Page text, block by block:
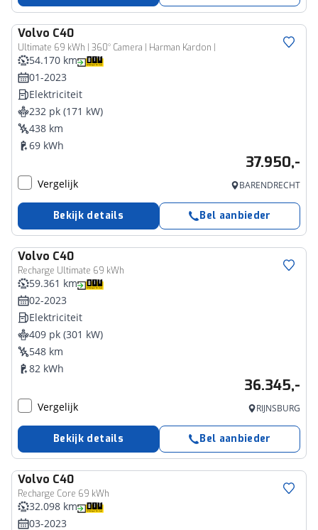
Volvo C40
Ultimate 69 kWh | 360° Camera | Harman Kardon |
54.170 km
01-2023
Elektriciteit
232 pk (171 kW)
438 km
69 kWh
37.950,-
Vergelijk BARENDRECHT
Bekijk details Bel aanbieder
Volvo C40
Recharge Ultimate 69 kWh
59.361 km
02-2023
Elektriciteit
409 pk (301 kW)
548 km
82 kWh
36.345,-
Vergelijk RIJNSBURG
Bekijk details Bel aanbieder
Volvo C40
Recharge Core 69 kWh
32.098 km
03-2023